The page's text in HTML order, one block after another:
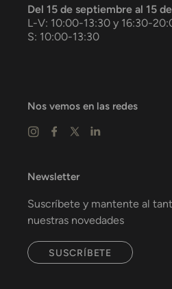
Del 15 de septiembre al 15
L-V: 10:00-13:30 y 16:30-
S: 10:00-13:30
Nos vemos en las redes
Newsletter
Suscríbete y mantente al
nuestras novedades
SUSCRÍBETE